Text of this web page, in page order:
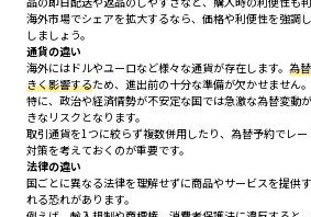
海外市場でシェアを拡大するなら、価格や利便性を強調
しましょう。
通貨の違い
海外にはドルやユーロなど様々な通貨が存在します。 為
きく影響するため、進出前の十分な準備が欠かせません。
特に、政治や経済情勢が不安定な国では急激な為替変動
きなリスクとなります。
取引通貨を1つに絞らず複数併用したり、為替予約でレ
対策を考えておくのが重要です。
法律の違い
国ごとに異なる法律を理解せずに商品やサービスを提供
れる恐れがあります。